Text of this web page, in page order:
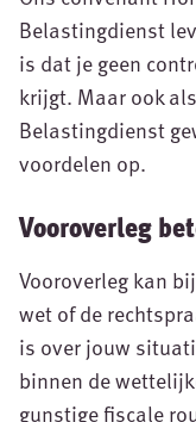
Belastingdienst
is dat je geen
krijgt. Maar ook
Belastingdienst
voordelen op.
Vooroverleg
Vooroverleg kan
wet of de
is over jouw
binnen de
gunstige fiscale